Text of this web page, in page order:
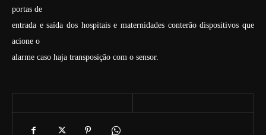
portas de
entrada e saída dos hospitais e maternidades conterão dispositivos que
acione o
alarme caso haja transposição com o sensor.